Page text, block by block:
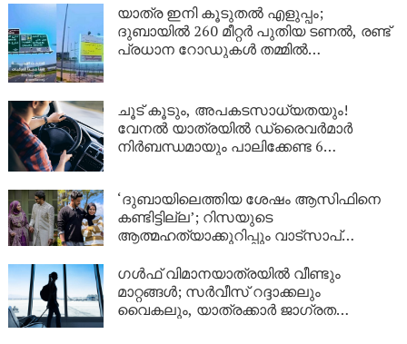
യാത്ര ഇനി കൂടുതൽ എളുപ്പം;
ദുബായിൽ 260 മീറ്റർ പുതിയ ടണൽ, രണ്ട്
പ്രധാന റോഡുകൾ തമ്മിൽ
ചൂട് കൂടും, അപകടസാധ്യതയും!
വേനൽ യാത്രയിൽ ഡ്രൈവർമാർ
നിർബന്ധമായും പാലിക്കേണ്ട 6
‘ദുബായിലെത്തിയ ശേഷം ആസിഫിനെ
കണ്ടിട്ടില്ല’; റിസയുടെ
ആത്മഹത്യാക്കുറിപ്പും വാട്സാപ്
പൊലീസിന്റെ നീക്കം എന്ത്?
ഗൾഫ് വിമാനയാത്രയിൽ വീണ്ടും
മാറ്റങ്ങൾ; സർവീസ് റദ്ദാക്കലും
വൈകലും, യാത്രക്കാർ ജാഗ്രത